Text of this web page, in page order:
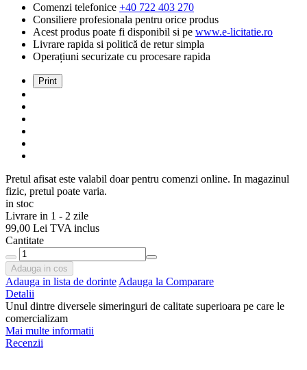
Comenzi telefonice +40 722 403 270
Consiliere profesionala pentru orice produs
Acest produs poate fi disponibil si pe www.e-licitatie.ro
Livrare rapida si politică de retur simpla
Operațiuni securizate cu procesare rapida
Print
Pretul afisat este valabil doar pentru comenzi online. In magazinul
fizic, pretul poate varia.
in stoc
Livrare in 1 - 2 zile
99,00 Lei TVA inclus
Cantitate
Adauga in cos
Adauga in lista de dorinte Adauga la Comparare
Detalii
Unul dintre diversele simeringuri de calitate superioara pe care le
comercializam
Mai multe informatii
Recenzii